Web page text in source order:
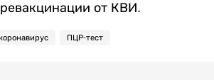
от КВИ.
ПЦР-тест